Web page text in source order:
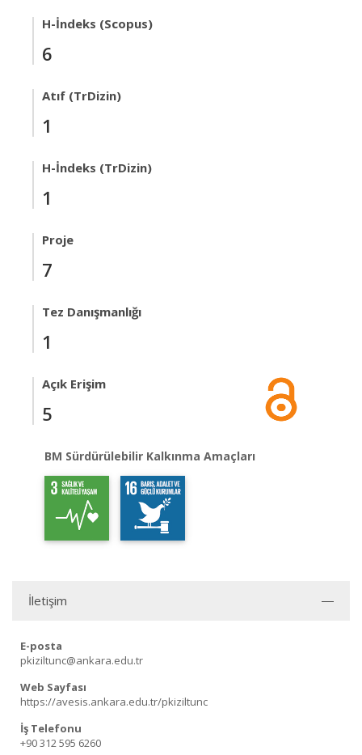
H-İndeks (Scopus)
6
Atıf (TrDizin)
1
H-İndeks (TrDizin)
1
Proje
7
Tez Danışmanlığı
1
Açık Erişim
5
BM Sürdürülebilir Kalkınma Amaçları
İletişim
E-posta
pkiziltunc@ankara.edu.tr
Web Sayfası
https://avesis.ankara.edu.tr/pkiziltunc
İş Telefonu
+90 312 595 6260